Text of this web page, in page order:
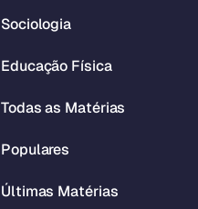
Sociologia
Educação Física
Todas as Matérias
Populares
Últimas Matérias